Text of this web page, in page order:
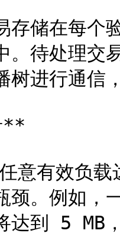
存储在每个
。待处理交
树进行通信
**
意有效负
颈。例如
达到 5 MB